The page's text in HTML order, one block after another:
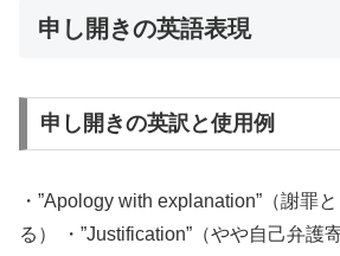
申し開きの英語表現
申し開きの英訳と使用例
・”Apology with explanation”（謝罪
る） ・”Justification”（やや自己弁護